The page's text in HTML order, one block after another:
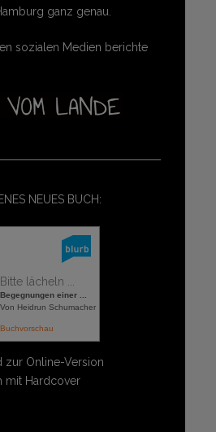
ganz genau.
sozialen Medien berichte
NEUES BUCH:
Bitte lächeln ...
Begegnungen einer ...
Von Heidrun Schumacher
Buchvorschau
zur Online-Version
mit Hardcover